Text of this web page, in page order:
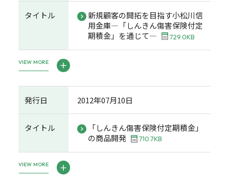
タイトル
新規顧客の開拓を目指す小松川信
用金庫―「しんきん傷害保険付定
期積金」を通じて―
729.0KB
VIEW MORE
発行日 2012年07月10日
タイトル
「しんきん傷害保険付定期積金」
の商品開発
710.7KB
VIEW MORE